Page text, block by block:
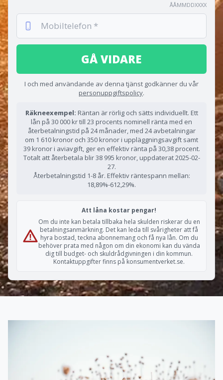
ÅÅMMDDXXXX
GÅ VIDARE
I och med användande av denna tjänst godkänner du vår
personuppgiftspolicy.
Räkneexempel: Räntan är rörlig och sätts individuellt. Ett
lån på 30 000 kr till 23 procents nominell ränta med en
återbetalningstid på 24 månader, med 24 avbetalningar
om 1 610 kronor och 350 kronor i uppläggningsavgift samt
39 kronor i aviavgift, ger en effektiv ränta på 30,38 procent.
Totalt att återbetala blir 38 995 kronor, uppdaterat 2025-02-
27.
Återbetalningstid 1-8 år. Effektiv räntespann mellan:
18,89%-612,29%.
Att låna kostar pengar!
Om du inte kan betala tillbaka hela skulden riskerar du en
betalningsanmärkning. Det kan leda till svårigheter att få
hyra bostad, teckna abonnemang och få nya lån. Om du
behöver prata med någon om din ekonomi kan du vända
dig till budget- och skuldrådgivningen i din kommun.
Kontaktuppgifter finns på konsumentverket.se.